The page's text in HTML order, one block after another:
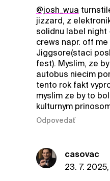
@josh_wua
jizzard, z
solidnu label night
crews napr. off
Jiggsore(staci
fest). Myslim, ze
autobus niecim
tento rok fakt
myslim ze by to
kulturnym
Odpovedať
casovac
23. 7. 2025,